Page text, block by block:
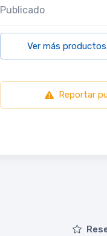
Publicado
Ver más
Reportar